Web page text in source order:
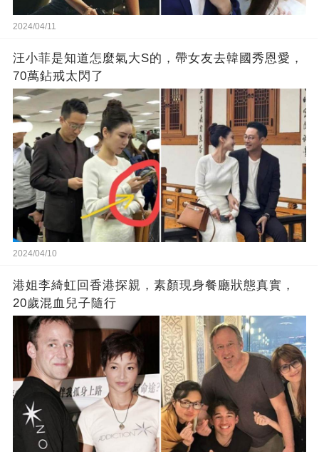
2024/04/11
汪小菲是知道怎麼氣大S的，帶女友去韓國秀恩愛，
70萬鉆戒太閃了
2024/04/10
港姐李綺虹回香港探親，素顏現身餐廳狀態真實，
20歲混血兒子隨行